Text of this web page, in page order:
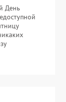
День